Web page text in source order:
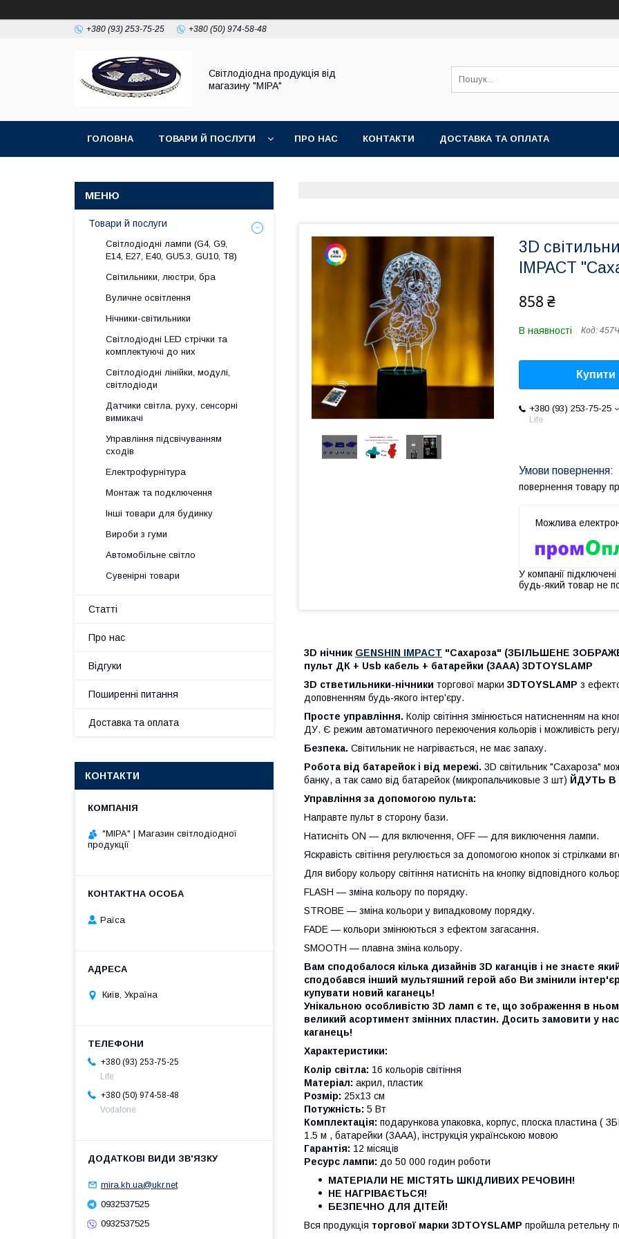
+380 (93) 253-75-25 +380 (50) 974-58-48
Світлодіодна продукція від
магазину "МІРА"
ГОЛОВНА ТОВАРИ Й ПОСЛУГИ ПРО НАС КОНТАКТИ ДОСТАВКА ТА ОПЛАТА
3D
IMPACT
858 ₴
В наявності Код:
Купити
+380 (93) 253-75-25
Life
повернення товару
У компанії
будь-який товар не
3D нічник GENSHIN IMPACT "Сахароза" (ЗБІЛЬШЕНЕ
пульт ДК + Usb кабель + батарейки (3ААА) 3DTOYSLAMP
3D стветильники-нічники торгової марки 3DTOYSLAMP з
доповненням будь-якого інтер'єру.
Просте управління. Колір світіння змінюється натисненням на
ДУ. Є режим автоматичного перекючения кольорів і можливість
Безпека. Світильник не нагрівається, не має запаху.
Робота від батарейок і від мережі. 3D світильник "Сахароза"
банку, а так само від батарейок (микропальчиковые 3 шт) ЙДУТЬ В
Управління за допомогою пульта:
Направте пульт в сторону бази.
Натисніть ON — для включення, OFF — для виключення лампи.
Яскравість світіння регулюється за допомогою кнопок зі стрілками
Для вибору кольору світіння натисніть на кнопку відповідного
FLASH — зміна кольору по порядку.
STROBE — зміна кольори у випадковому порядку.
FADE — кольори змінюються з ефектом загасання.
SMOOTH — плавна зміна кольору.
Вам сподобалося кілька дизайнів 3D каганців і не знаєте
сподобався інший мультяшний герой або Ви змінили
купувати новий каганець!
Унікальною особливістю 3D ламп є те, що зображення в
великий асортимент змінних пластин. Досить замовити у
каганець!
Характеристики:
Колір світла: 16 кольорів світіння
Матеріал: акрил, пластик
Розмір: 25х13 см
Потужність: 5 Вт
Комплектація: подарункова упаковка, корпус, плоска пластина
1.5 м , батарейки (3ААА), інструкція українською мовою
Гарантія: 12 місяців
Ресурс лампи: до 50 000 годин роботи
МАТЕРІАЛИ НЕ МІСТЯТЬ ШКІДЛИВИХ РЕЧОВИН!
НЕ НАГРІВАЄТЬСЯ!
БЕЗПЕЧНО ДЛЯ ДІТЕЙ!
Вся продукція торгової марки 3DTOYSLAMP пройшла ретельну
Товари й послуги
Світлодіодні лампи (G4, G9,
E14, E27, Е40, GU5.3, GU10, Т8)
Світильники, люстри, бра
Вуличне освітлення
Нічники-світильники
Світлодіодні LED стрічки та
комплектуючі до них
Світлодіодні лінійки, модулі,
світлодіоди
Датчики світла, руху, сенсорні
вимикачі
Управління підсвічуванням
сходів
Електрофурнітура
Монтаж та подключення
Інші товари для будинку
Вироби з гуми
Автомобільне світло
Сувенірні товари
Статті
Про нас
Відгуки
Поширенні питання
Доставка та оплата
КОНТАКТИ
"МІРА" | Магазин світлодіодної
продукції
Раїса
Київ, Україна
+380 (93) 253-75-25
Life
+380 (50) 974-58-48
Vodafone
mira.kh.ua@ukr.net
0932537525
0932537525